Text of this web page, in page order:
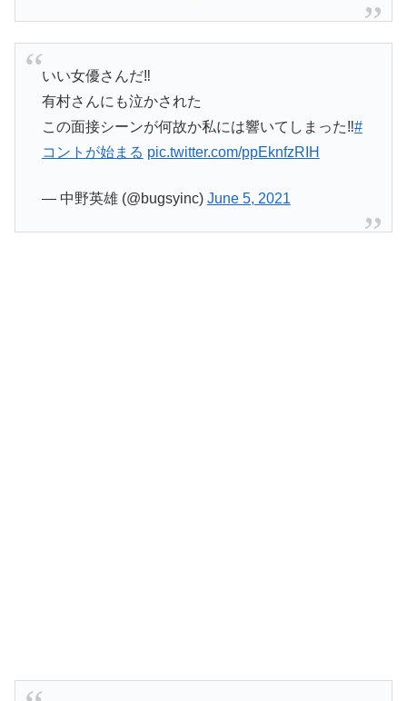
いい女優さんだ‼️
有村さんにも泣かされた
この面接シーンが何故か私には響いてしまった‼️#
コントが始まる pic.twitter.com/ppEknfzRIH
— 中野英雄 (@bugsyinc) June 5, 2021